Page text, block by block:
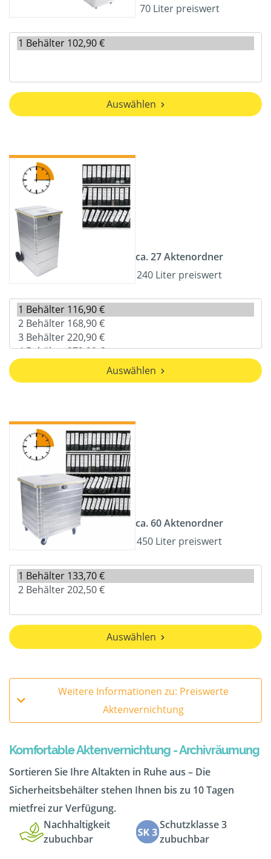
70 Liter preiswert
Auswählen
ca. 27 Aktenordner
240 Liter preiswert
Auswählen
ca. 60 Aktenordner
450 Liter preiswert
Auswählen
Weitere Informationen zu: Preiswerte
Aktenvernichtung
Komfortable Aktenvernichtung - Archivräumung
Sortieren Sie Ihre Altakten in Ruhe aus – Die
Sicherheitsbehälter stehen Ihnen bis zu 10 Tagen
mietfrei zur Verfügung.
Nachhaltigkeit
zubuchbar
Schutzklasse 3
zubuchbar